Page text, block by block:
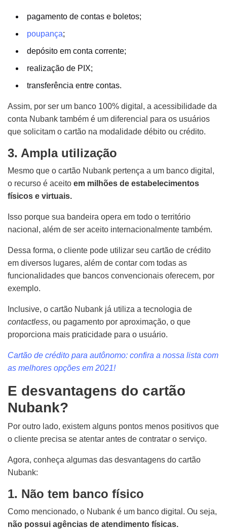
pagamento de contas e boletos;
poupança;
depósito em conta corrente;
realização de PIX;
transferência entre contas.
Assim, por ser um banco 100% digital, a acessibilidade da
conta Nubank também é um diferencial para os usuários
que solicitam o cartão na modalidade débito ou crédito.
3. Ampla utilização
Mesmo que o cartão Nubank pertença a um banco digital,
o recurso é aceito em milhões de estabelecimentos
físicos e virtuais.
Isso porque sua bandeira opera em todo o território
nacional, além de ser aceito internacionalmente também.
Dessa forma, o cliente pode utilizar seu cartão de crédito
em diversos lugares, além de contar com todas as
funcionalidades que bancos convencionais oferecem, por
exemplo.
Inclusive, o cartão Nubank já utiliza a tecnologia de
contactless, ou pagamento por aproximação, o que
proporciona mais praticidade para o usuário.
Cartão de crédito para autônomo: confira a nossa lista com
as melhores opções em 2021!
E desvantagens do cartão
Nubank?
Por outro lado, existem alguns pontos menos positivos que
o cliente precisa se atentar antes de contratar o serviço.
Agora, conheça algumas das desvantagens do cartão
Nubank:
1. Não tem banco físico
Como mencionado, o Nubank é um banco digital. Ou seja,
não possui agências de atendimento físicas.